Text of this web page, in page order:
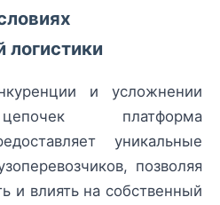
логистики
и усложнении
платформа
уникальные
позволяя
и влиять на собственный